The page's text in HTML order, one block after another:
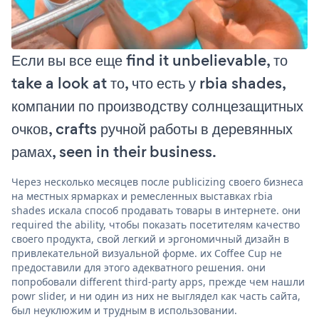
Если вы все еще find it unbelievable, то
take a look at то, что есть у rbia shades,
компании по производству солнцезащитных
очков, crafts ручной работы в деревянных
рамах, seen in their business.
Через несколько месяцев после publicizing своего бизнеса
на местных ярмарках и ремесленных выставках rbia
shades искала способ продавать товары в интернете. они
required the ability, чтобы показать посетителям качество
своего продукта, свой легкий и эргономичный дизайн в
привлекательной визуальной форме. их Coffee Cup не
предоставили для этого адекватного решения. они
попробовали different third-party apps, прежде чем нашли
powr slider, и ни один из них не выглядел как часть сайта,
был неуклюжим и трудным в использовании.